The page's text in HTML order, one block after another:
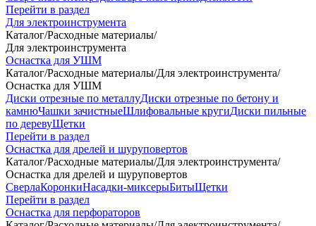
Перейти в раздел
Для электроинструмента
Каталог/Расходные материалы/
Для электроинструмента
Оснастка для УШМ
Каталог/Расходные материалы/Для электроинструмента/
Оснастка для УШМ
Диски отрезные по металлуДиски отрезные по бетону и
камнюЧашки зачистныеШлифовальные кругиДиски пильные
по деревуЩетки
Перейти в раздел
Оснастка для дрелей и шуруповертов
Каталог/Расходные материалы/Для электроинструмента/
Оснастка для дрелей и шуруповертов
СверлаКоронкиНасадки-миксерыБитыЩетки
Перейти в раздел
Оснастка для перфораторов